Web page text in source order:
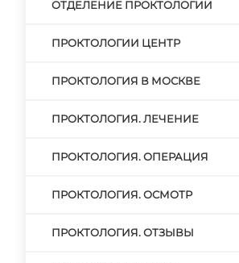
ОТДЕЛЕНИЕ ПРОКТОЛОГИИ
ПРОКТОЛОГИИ ЦЕНТР
ПРОКТОЛОГИЯ В МОСКВЕ
ПРОКТОЛОГИЯ. ЛЕЧЕНИЕ
ПРОКТОЛОГИЯ. ОПЕРАЦИЯ
ПРОКТОЛОГИЯ. ОСМОТР
ПРОКТОЛОГИЯ. ОТЗЫВЫ